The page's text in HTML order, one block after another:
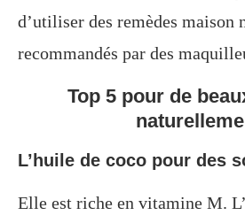
d’utiliser des remèdes maison
recommandés par des
Top 5 pour de
L’huile de coco pour des
Elle est riche en vitamine M.